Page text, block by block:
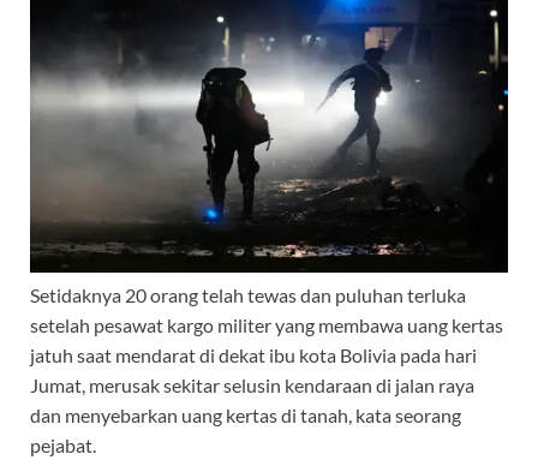
Setidaknya 20 orang telah tewas dan puluhan terluka
setelah pesawat kargo militer yang membawa uang kertas
jatuh saat mendarat di dekat ibu kota Bolivia pada hari
Jumat, merusak sekitar selusin kendaraan di jalan raya
dan menyebarkan uang kertas di tanah, kata seorang
pejabat.